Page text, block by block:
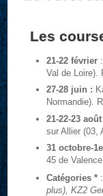
Les
21-22 février
Val de
27-28 juin :
Normandie).
21-22-23
sur Allier (03,
31 octobre-
45 de
Catégories *
plus), KZ2